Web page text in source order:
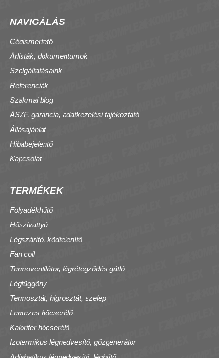
NAVIGÁLÁS
Cégismertető
Árlisták, dokumentumok
Szolgáltatásaink
Referenciák
Szakmai blog
ÁSZF, garancia, adatkezelési tájékoztató
Állásajánlat
Hibabejelentő
Kapcsolat
TERMÉKEK
Folyadékhűtő
Hőszivattyú
Légszárító, ködtelenítő
Fan coil
Termoventilátor, légrétegződés gátló
Légfüggöny
Termosztát, higrosztát, szelep
Lemezes hőcserélő
Kalorifer hőcserélő
Izotermikus légnedvesítő, gőzgenerátor